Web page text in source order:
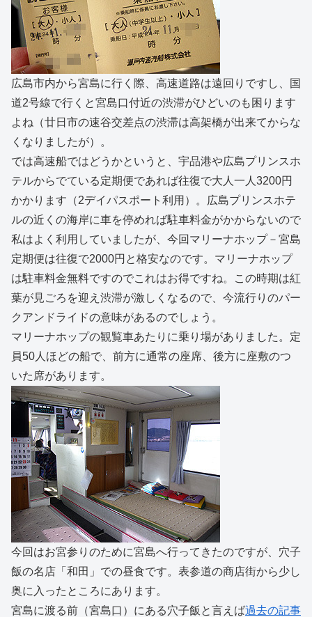
広島市内から宮島に行く際、高速道路は遠回りですし、国
道2号線で行くと宮島口付近の渋滞がひどいのも困ります
よね（廿日市の速谷交差点の渋滞は高架橋が出来てからな
くなりましたが）。
では高速船ではどうかというと、宇品港や広島プリンスホ
テルからでている定期便であれば往復で大人一人3200円
かかります（2デイパスポート利用）。広島プリンスホテ
ルの近くの海岸に車を停めれば駐車料金がかからないので
私はよく利用していましたが、今回マリーナホップ－宮島
定期便は往復で2000円と格安なのです。マリーナホップ
は駐車料金無料ですのでこれはお得ですね。この時期は紅
葉が見ごろを迎え渋滞が激しくなるので、今流行りのパー
クアンドライドの意味があるのでしょう。
マリーナホップの観覧車あたりに乗り場がありました。定
員50人ほどの船で、前方に通常の座席、後方に座敷のつ
いた席があります。
今回はお宮参りのために宮島へ行ってきたのですが、穴子
飯の名店「和田」での昼食です。表参道の商店街から少し
奥に入ったところにあります。
宮島に渡る前（宮島口）にある穴子飯と言えば過去の記事